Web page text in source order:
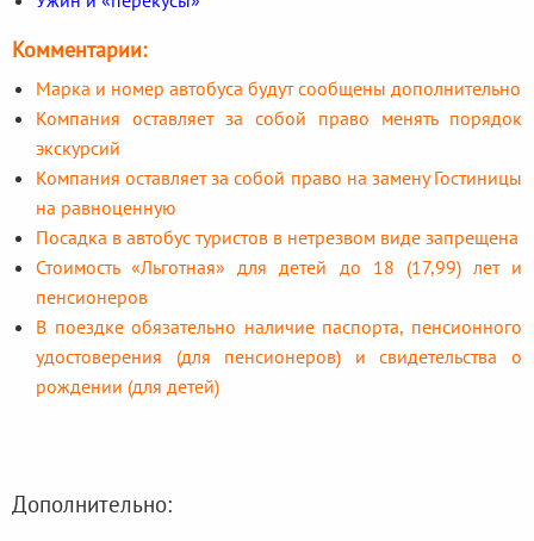
Комментарии:
Марка и номер автобуса будут сообщены дополнительно
Компания оставляет за собой право менять порядок
экскурсий
Компания оставляет за собой право на замену Гостиницы
на равноценную
Посадка в автобус туристов в нетрезвом виде запрещена
Стоимость «Льготная» для детей до 18 (17,99) лет и
пенсионеров
В поездке обязательно наличие паспорта, пенсионного
удостоверения (для пенсионеров) и свидетельства о
рождении (для детей)
Дополнительно: